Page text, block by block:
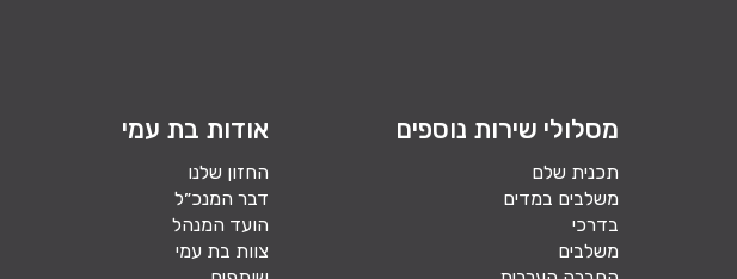
מסלולי שירות נוספים
תכנית שלם
משלבים במדים
בדרכי
משלבים
אודות בת עמי
החזון שלנו
דבר המנכ״ל
הועד המנהל
צוות בת עמי